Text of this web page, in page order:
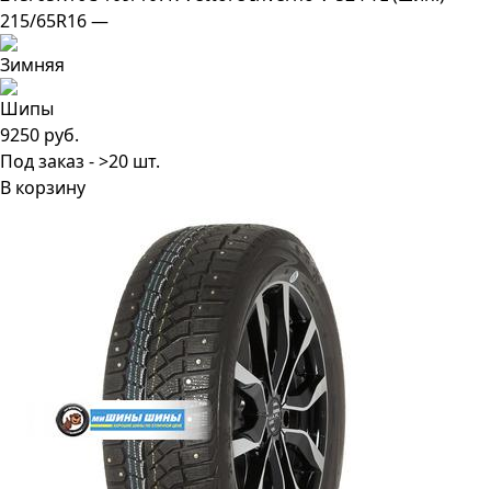
215/65R16 —
9250 руб.
Под заказ - >20 шт.
В корзину